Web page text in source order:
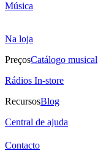
Música
Na loja
PreçosCatálogo musical
Rádios In-store
RecursosBlog
Central de ajuda
Contacto